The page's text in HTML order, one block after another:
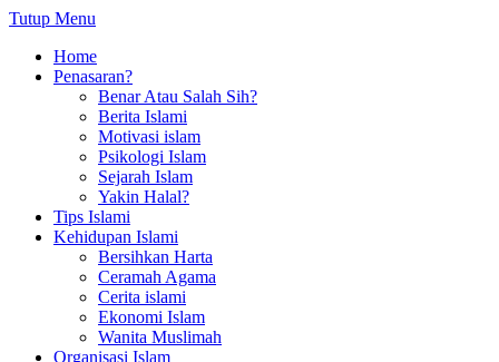
Tutup Menu
Home
Penasaran?
Benar Atau Salah Sih?
Berita Islami
Motivasi islam
Psikologi Islam
Sejarah Islam
Yakin Halal?
Tips Islami
Kehidupan Islami
Bersihkan Harta
Ceramah Agama
Cerita islami
Ekonomi Islam
Wanita Muslimah
Organisasi Islam